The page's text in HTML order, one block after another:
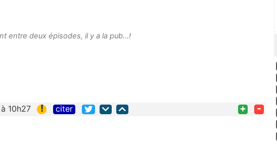
entre deux épisodes, il y a la pub...!
10h27 ! citer + -